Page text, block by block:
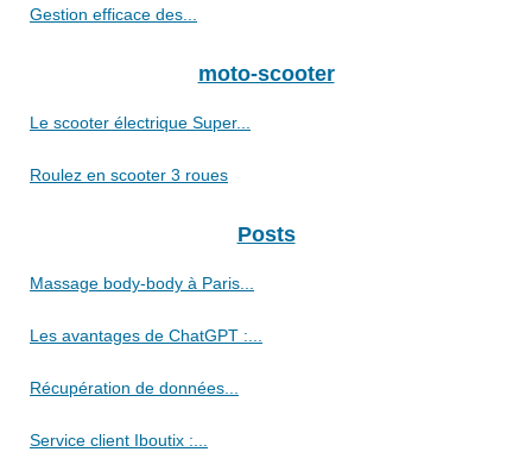
Gestion efficace des...
moto-scooter
Le scooter électrique Super...
Roulez en scooter 3 roues
Posts
Massage body-body à Paris...
Les avantages de ChatGPT :...
Récupération de données...
Service client Iboutix :...